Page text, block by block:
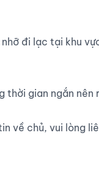
thời gian ngắn
về chủ, vui lòng